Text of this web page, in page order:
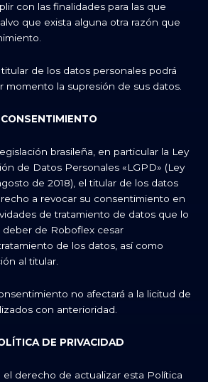
con las finalidades para las que
que exista alguna otra razón que
de los datos personales podrá
momento la supresión de sus datos.
brasileña, en particular la Ley
de Datos Personales «LGPD» (Ley
de 2018), el titular de los datos
a revocar su consentimiento en
de tratamiento de datos que lo
de Roboflex cesar
de los datos, así como
al titular.
no afectará a la licitud de
con anterioridad.
DE PRIVACIDAD
el derecho de actualizar esta Política